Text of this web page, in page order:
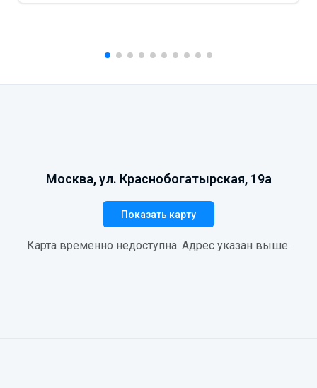
Москва, ул. Краснобогатырская, 19а
Показать карту
Карта временно недоступна. Адрес указан выше.